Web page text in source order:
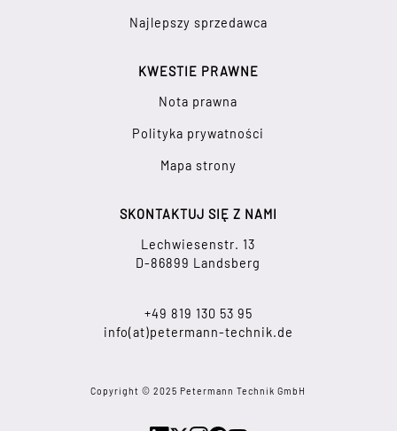
Najlepszy sprzedawca
KWESTIE PRAWNE
Nota prawna
Polityka prywatności
Mapa strony
SKONTAKTUJ SIĘ Z NAMI
Lechwiesenstr. 13
D-86899 Landsberg
+49 819 130 53 95
info(at)petermann-technik.de
Copyright © 2025 Petermann Technik GmbH